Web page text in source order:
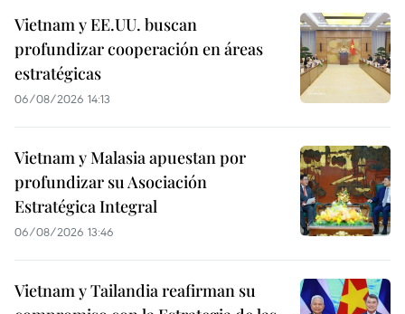
Vietnam y EE.UU. buscan
profundizar cooperación en áreas
estratégicas
06/08/2026 14:13
Vietnam y Malasia apuestan por
profundizar su Asociación
Estratégica Integral
06/08/2026 13:46
Vietnam y Tailandia reafirman su